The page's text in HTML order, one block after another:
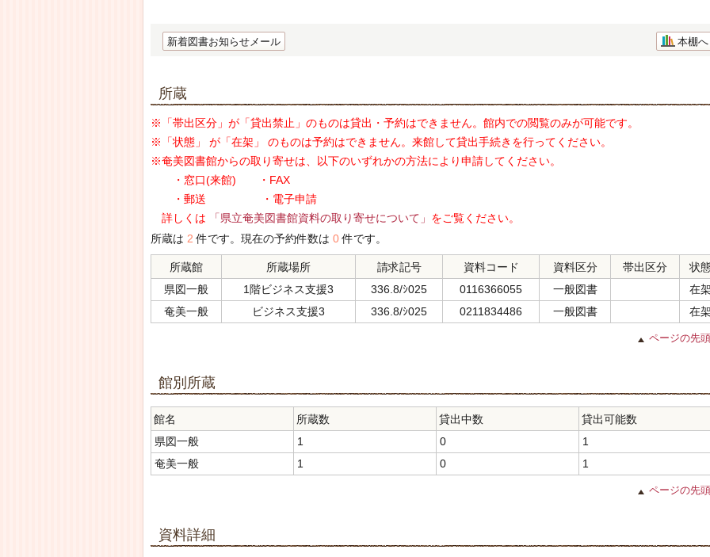
新着図書お知らせメール 本棚へ
所蔵
※「帯出区分」が「貸出禁止」のものは貸出・予約はできません。館内での閲覧のみが可能です。
※「状態」 が「在架」 のものは予約はできません。来館して貸出手続きを行ってください。
※奄美図書館からの取り寄せは、以下のいずれかの方法により申請してください。
・窓口(来館) ・FAX
・郵送 ・電子申請
詳しくは
「県立奄美図書館資料の取り寄せについて」 をご覧ください。
所蔵は 2 件です。現在の予約件数は 0件です。
所蔵館 所蔵場所 請求記号 資料コード 資料区分 帯出区分
状
県図一般
1階ビジネス支援3 336.8/ｼ025 0116366055 一般図書
在架
奄美一般
ビジネス支援3 336.8/ｼ025 0211834486 一般図書 在架
ページの先
館別所蔵
館名 所蔵数 貸出中数
貸出可能数
県図一般
1 0
1
奄美一般
1 0 1
ページの先
資料詳細